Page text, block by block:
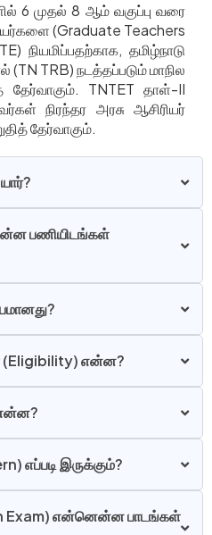
6 முதல் 8 ஆம் வகுப்பு வரை
(Graduate Teachers
நியமிப்பதற்காக, தமிழ்நாடு
(TN TRB) நடத்தப்படும் மாநில
TNTET தாள்-II
நிரந்தர அரசு ஆசிரியர்
தேர்வாகும்.
பணியிடங்கள்
(Eligibility) என்ன?
என்ன?
எப்படி இருக்கும்?
Exam) என்னென்ன பாடங்கள்